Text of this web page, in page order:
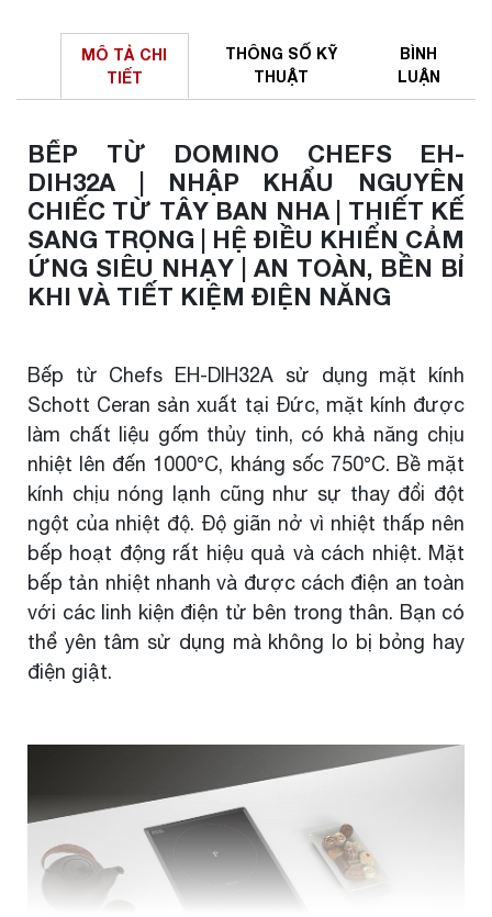
MÔ TẢ CHI
TIẾT
THÔNG SỐ KỸ
THUẬT
BÌNH
LUẬN
BẾP TỪ DOMINO CHEFS EH-
DIH32A | NHẬP KHẨU NGUYÊN
CHIẾC TỪ TÂY BAN NHA | THIẾT KẾ
SANG TRỌNG | HỆ ĐIỀU KHIỂN CẢM
ỨNG SIÊU NHẠY | AN TOÀN, BỀN BỈ
KHI VÀ TIẾT KIỆM ĐIỆN NĂNG
Bếp từ Chefs EH-DIH32A sử dụng mặt kính
Schott Ceran sản xuất tại Đức, mặt kính được
làm chất liệu gốm thủy tinh, có khả năng chịu
nhiệt lên đến 1000°C, kháng sốc 750°C. Bề mặt
kính chịu nóng lạnh cũng như sự thay đổi đột
ngột của nhiệt độ. Độ giãn nở vì nhiệt thấp nên
bếp hoạt động rất hiệu quả và cách nhiệt. Mặt
bếp tản nhiệt nhanh và được cách điện an toàn
với các linh kiện điện tử bên trong thân. Bạn có
thể yên tâm sử dụng mà không lo bị bỏng hay
điện giật.